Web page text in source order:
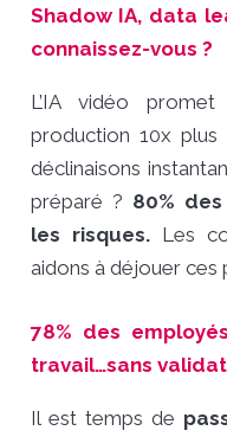
Shadow IA, data
connaissez-vous ?
L’IA vidéo
production 10x plus
déclinaisons
préparé ? 80%
les risques.Les
aidons à déjouer
78% des
travail…sans
Il est temps de